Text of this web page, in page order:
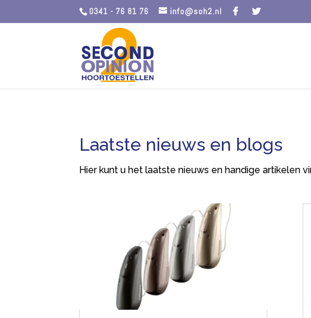
0341 - 76 81 76 info@soh2.nl
Laatste nieuws en blogs
Hier kunt u het laatste nieuws en handige artikelen